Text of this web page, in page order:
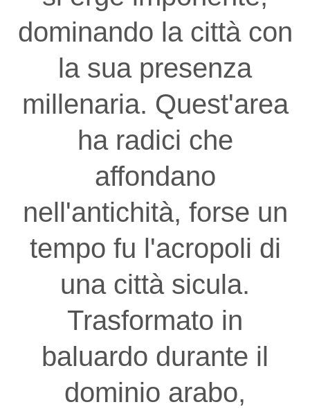
dominando la città con
la sua presenza
millenaria. Quest'area
ha radici che
affondano
nell'antichità, forse un
tempo fu l'acropoli di
una città sicula.
Trasformato in
baluardo durante il
dominio arabo,